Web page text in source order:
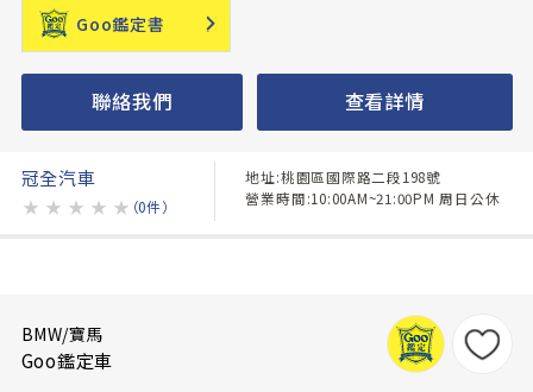
Goo鑑定書
聯絡我們 查看詳情
冠全汽車
★ ★ ★ ★ ★ （0件）
地址:桃園區國際路二段198號
營業時間:10:00AM~21:00PM 周日公休
BMW/寶馬
Goo鑑定車